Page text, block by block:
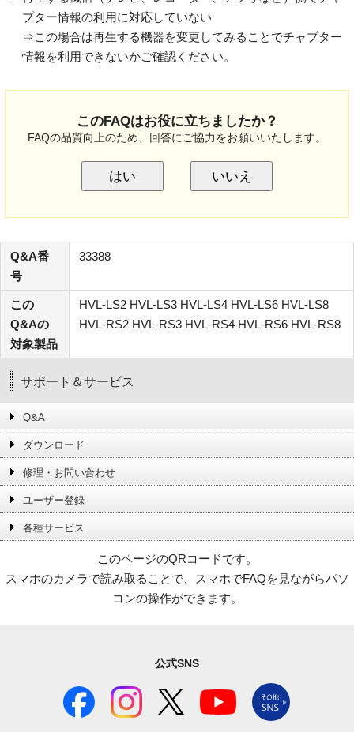
プター情報の利用に対応していない
⇒この場合は再生する機器を変更してみることでチャプター
情報を利用できないかご確認ください。
このFAQはお役に立ちましたか？
FAQの品質向上のため、回答にご協力をお願いいたします。
はい いいえ
Q&A番
号
33388
この
Q&Aの
対象製品
HVL-LS2 HVL-LS3 HVL-LS4 HVL-LS6 HVL-LS8
HVL-RS2 HVL-RS3 HVL-RS4 HVL-RS6 HVL-RS8
サポート＆サービス
Q&A
ダウンロード
修理・お問い合わせ
ユーザー登録
各種サービス
このページのQRコードです。
スマホのカメラで読み取ることで、スマホでFAQを見ながらパソ
コンの操作ができます。
公式SNS